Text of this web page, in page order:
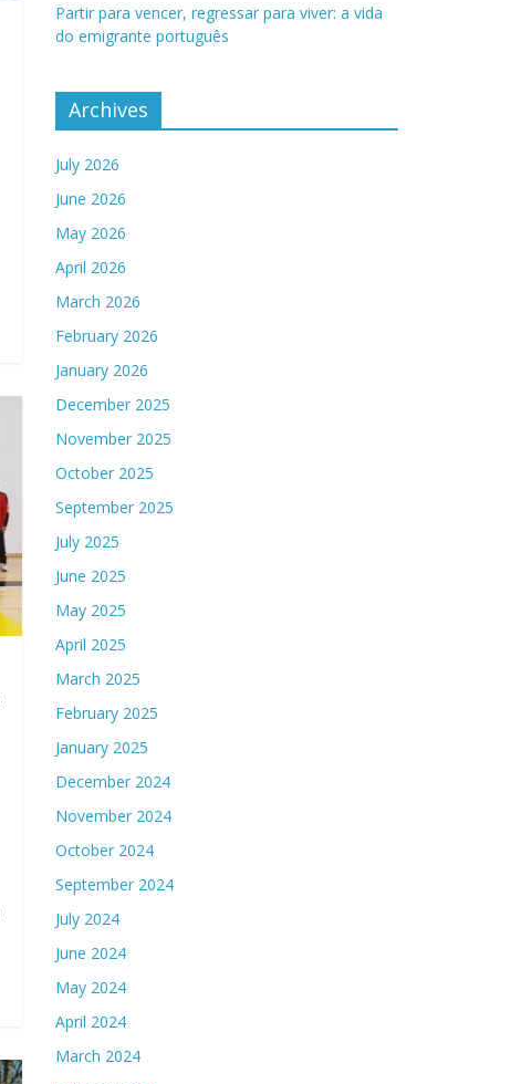
Partir para vencer, regressar para viver: a vida
do emigrante português
Archives
July 2026
June 2026
May 2026
April 2026
March 2026
February 2026
January 2026
December 2025
November 2025
October 2025
September 2025
July 2025
June 2025
May 2025
April 2025
March 2025
February 2025
January 2025
December 2024
November 2024
October 2024
September 2024
July 2024
June 2024
May 2024
April 2024
March 2024